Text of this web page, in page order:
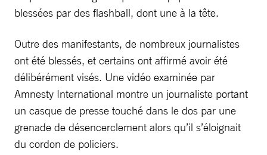
blessées par des flashball, dont une à la tête.
Outre des manifestants, de nombreux journalistes
ont été blessés, et certains ont affirmé avoir été
délibérément visés. Une vidéo examinée par
Amnesty International montre un journaliste portant
un casque de presse touché dans le dos par une
grenade de désencerclement alors qu’il s’éloignait
du cordon de policiers.